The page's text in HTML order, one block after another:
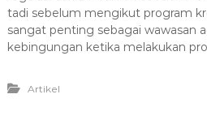
tadi sebelum mengikut program
sangat penting sebagai wawasan
kebingungan ketika melakukan
Artikel